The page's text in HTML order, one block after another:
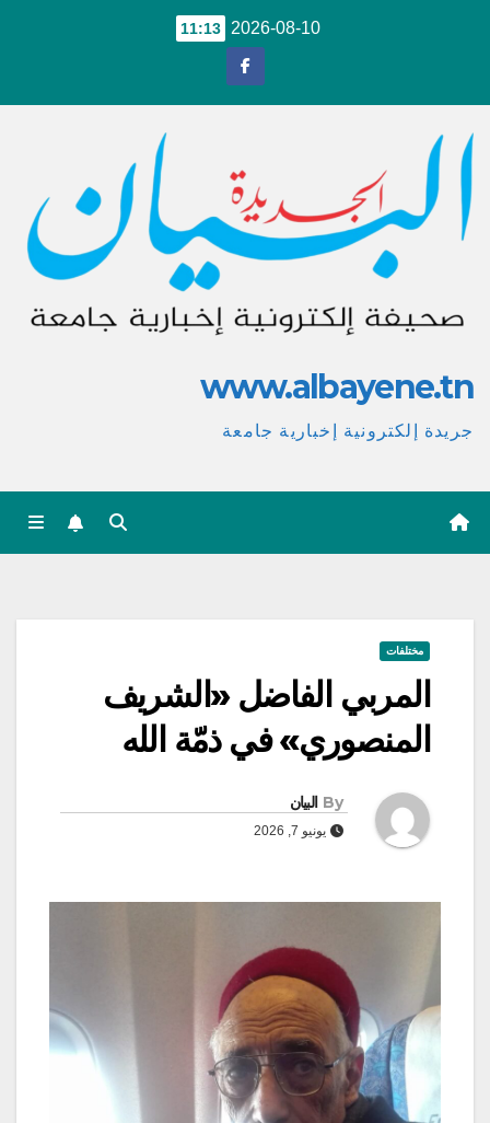
2026-08-10
11:13
www.albayene.tn
جريدة إلكترونية إخبارية جامعة
مختلفات
المربي الفاضل «الشريف
المنصوري» في ذمّة الله
By البيان
يونيو 7, 2026